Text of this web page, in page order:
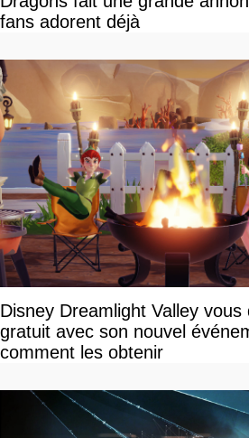
fans adorent déjà
Disney Dreamlight Valley
gratuit avec son nouvel
comment les obtenir